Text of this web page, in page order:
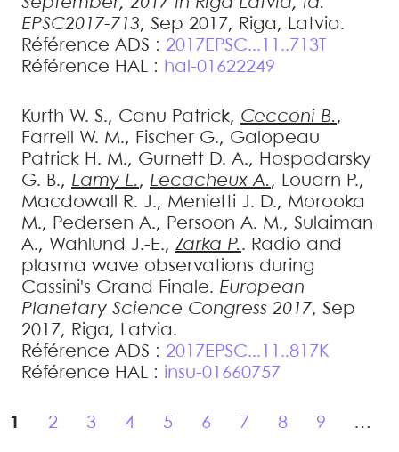
EPSC2017-713, Sep 2017, Riga, Latvia.
Référence ADS : 2017EPSC...11..713T
Référence HAL : hal-01622249
Kurth W. S., Canu Patrick, Cecconi B.,
Farrell
W. M., Fischer G., Galopeau
Patrick H. M., Gurnett D. A., Hospodarsky
G. B., Lamy L., Lecacheux A., Louarn P.,
Macdowall
R. J., Menietti J. D., Morooka
M., Pedersen A., Persoon A. M., Sulaiman
A., Wahlund J.-E., Zarka P.. Radio and
plasma wave observations during
Cassini's Grand Finale. European
Planetary Science Congress 2017, Sep
2017, Riga, Latvia.
Référence ADS : 2017EPSC...11..817K
Référence HAL : insu-01660757
1 2 3 4 5 6 7 8 9 …